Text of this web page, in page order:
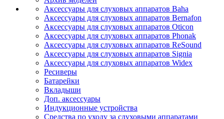
Аксессуары для слуховых аппаратов Baha
Аксессуары для слуховых аппаратов Bernafon
Аксессуары для слуховых аппаратов Oticon
Аксессуары для слуховых аппаратов Phonak
Аксессуары для слуховых аппаратов ReSound
Аксессуары для слуховых аппаратов Signia
Аксессуары для слуховых аппаратов Widex
Ресиверы
Батарейки
Вкладыши
Доп. аксессуары
Индукционные устройства
Средства по уходу за слуховыми аппаратами